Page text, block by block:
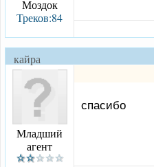
Моздок
Треков:84
кайра
Младший
агент
спасибо